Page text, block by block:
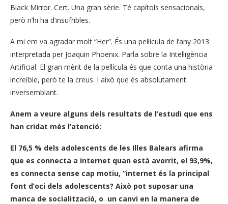
Black Mirror. Cert. Una gran sèrie. Té capítols sensacionals,
però n’hi ha d’insufribles.
A mi em va agradar molt “Her”. És una pel·lícula de l’any 2013
interpretada per Joaquin Phoenix. Parla sobre la Intel·ligència
Artificial. El gran mèrit de la pel·lícula és que conta una història
increïble, però te la creus. I això que és absolutament
inversemblant.
Anem a veure alguns dels resultats de l’estudi que ens
han cridat més l’atenció:
El 76,5 % dels adolescents de les Illes Balears afirma
que es connecta a internet quan està avorrit, el 93,9%,
es connecta sense cap motiu, ”internet és la principal
font d’oci dels adolescents? Això pot suposar una
manca de socialització, o un canvi en la manera de